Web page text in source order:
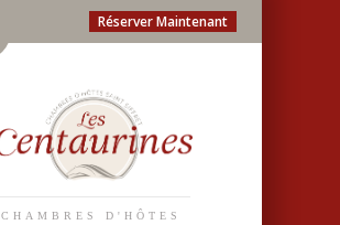
Réserver Maintenant
CHAMBRES D'HÔTES